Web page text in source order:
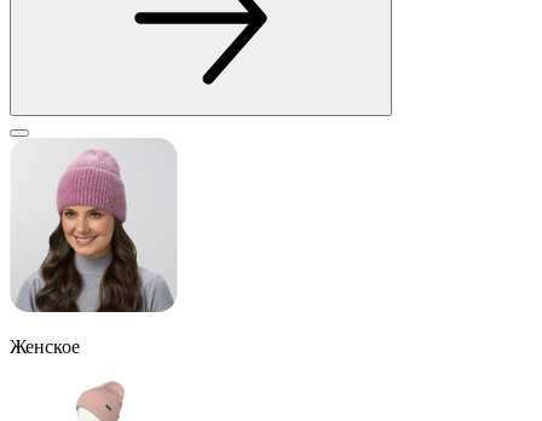
Женское